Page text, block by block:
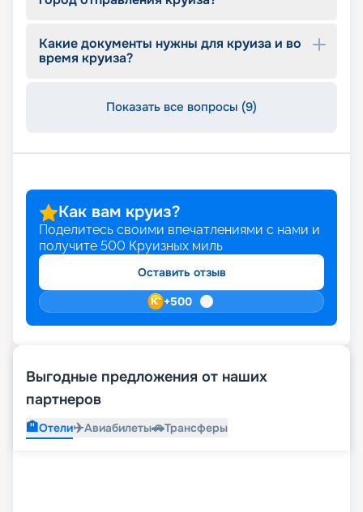
Какие документы нужны для круиза и во
время круиза?
Показать все вопросы (9)
Как вам круиз?
Поделитесь своими впечатлениями с нами и
получите 500 Круизных миль
Оставить отзыв
+500
Выгодные предложения от наших
партнеров
🏨Отели✈️Авиабилеты🚗Трансферы